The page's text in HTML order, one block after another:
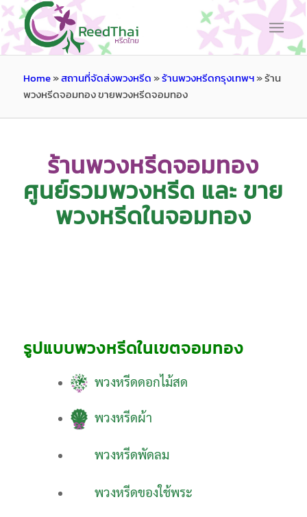
Home»สถานที่จัดส่งพวงหรีด»ร้านพวงหรีดกรุงเทพฯ»ร้าน
พวงหรีดจอมทอง ขายพวงหรีดจอมทอง
ร้านพวงหรีดจอมทอง
ศูนย์รวมพวงหรีด และ ขาย
พวงหรีดในจอมทอง
รูปแบบพวงหรีดในเขตจอมทอง
พวงหรีดดอกไม้สด
พวงหรีดผ้า
พวงหรีดพัดลม
พวงหรีดของใช้พระ